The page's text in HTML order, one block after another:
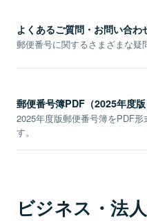
よくあるご質問・お問い合わ
郵便番号に関するさまざまな疑
郵便番号簿PDF（2025年度版
2025年度版郵便番号簿をPDF
す。
ビジネス・法